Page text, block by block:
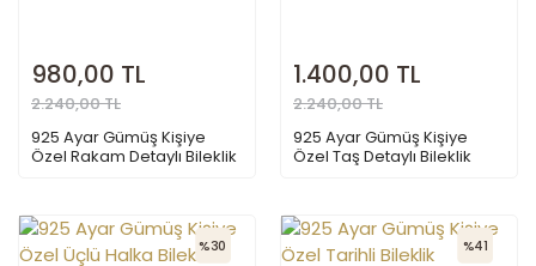
980,00 TL
2.240,00 TL
925 Ayar Gümüş Kişiye
Özel Rakam Detaylı Bileklik
1.400,00 TL
2.240,00 TL
925 Ayar Gümüş Kişiye
Özel Taş Detaylı Bileklik
%30 %41